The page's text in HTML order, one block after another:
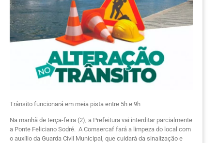
Trânsito funcionará em meia pista entre 5h e 9h
Na manhã de terça-feira (2), a Prefeitura vai interditar parcialmente
a Ponte Feliciano Sodré. A Comsercaf fará a limpeza do local com
o auxílio da Guarda Civil Municipal, que cuidará da sinalização e